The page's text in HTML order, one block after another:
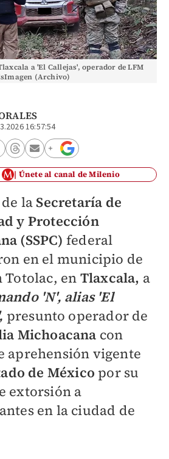
a 'El Callejas', operador de LFM
(Archivo)
16:57:54
Únete al canal de Milenio
la Secretaría de
y Protección
(SSPC) federal
en el municipio de
Totolac, en Tlaxcala, a
'N', alias 'El
presunto operador de
Michoacana con
aprehensión vigente
de México por su
extorsión a
en la ciudad de